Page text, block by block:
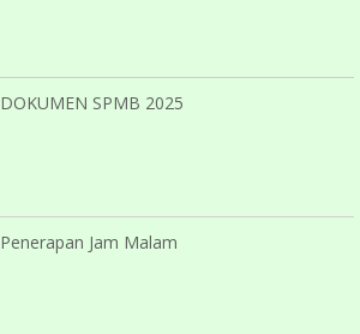
DOKUMEN SPMB 2025
Penerapan Jam Malam